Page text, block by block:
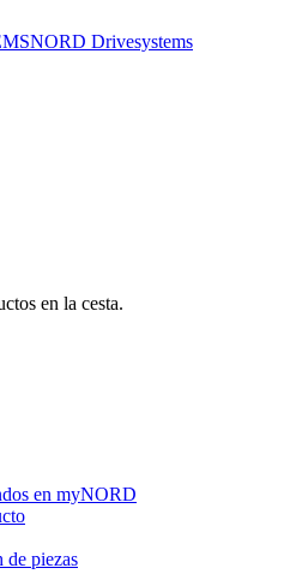
NORD Drivesystems
en la cesta.
en myNORD
de piezas